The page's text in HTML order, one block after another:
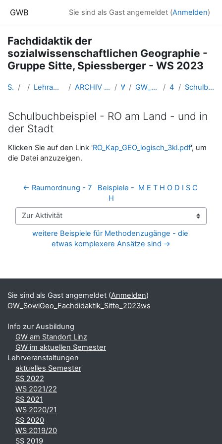
GWB Sie sind als Gast angemeldet (Anmelden)
Fachdidaktik der
sozialwissenschaftlichen Geographie -
Gruppe Sitte, Spiessberger - WS 2023
Startseite Kurse Lehramtsausbildung GW im Cluster Österreich Mitte ARCHIV - Lehrveranstaltungen am Standort Linz - seit 2016 WS_2023/24 GW_SowiGeo_Fachdidaktik_Sitte_2023ws 4: Fr 17.11 2023 Schulbuchbeispiel - RO am Land - und in der Stadt
Schulbuchbeispiel - RO am Land - und in
der Stadt
Abschlussbedingungen
Klicken Sie auf den Link 'RO_Kap_GEO_logisch_3kl.pdf', um
die Datei anzuzeigen.
← Raumordnung - 7   Beispiele -  M E T H O D I S C
H
Zur Aktivität
weitere Beispiele für Methodenzugänge - die
etwas komplexere Ansätze sind →
Ergänzungsblöcke
Sie sind als Gast angemeldet (Anmelden)
GW_SowiGeo_Fachdidaktik_Sitte_2023ws
Info zur Ausbildung
GW am Standort Linz
GW im aktuellen Semester
Lehrveranstaltungen
aktuelles Semester
SS 2022
WS 2021/22
SS 2021
WS 2020/21
SS 2020
WS 2019/20
SS 2019